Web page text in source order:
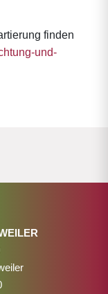
finden
und-